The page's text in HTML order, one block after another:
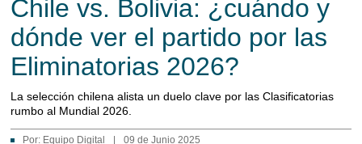
Chile vs. Bolivia: ¿cuándo y
dónde ver el partido por las
Eliminatorias 2026?
La selección chilena alista un duelo clave por las Clasificatorias
rumbo al Mundial 2026.
Por: Equipo Digital 09 de Junio 2025